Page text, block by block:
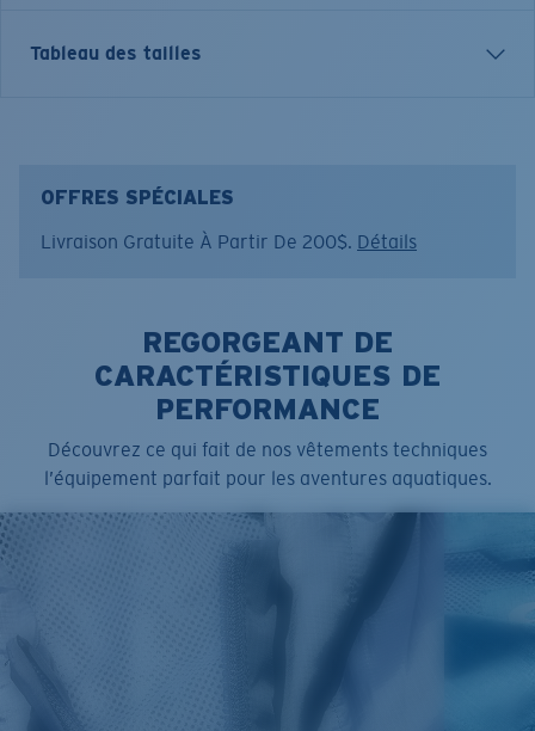
T-SHIRT TECHNIQUE À COL ROND ET MANCHES
Couleur:Shark
Tableau des tailles
OFFRES SPÉCIALES
Livraison Gratuite À Partir De 200$. Détails
REGORGEANT DE
CARACTÉRISTIQUES DE
PERFORMANCE
Découvrez ce qui fait de nos vêtements techniques
l’équipement parfait pour les aventures aquatiques.